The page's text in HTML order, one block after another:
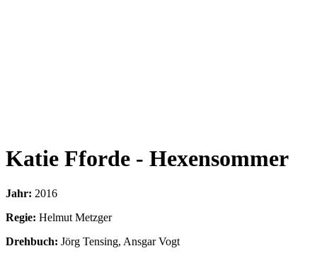
Katie Fforde - Hexensommer
Jahr: 2016
Regie: Helmut Metzger
Drehbuch: Jörg Tensing, Ansgar Vogt